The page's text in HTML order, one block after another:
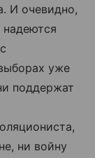
И очевидно,
уже
поддержат
ни войну